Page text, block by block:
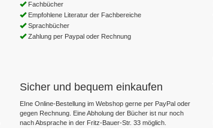
Fachbücher
Empfohlene Literatur der Fachbereiche
Sprachbücher
Zahlung per Paypal oder Rechnung
Sicher und bequem einkaufen
EIne Online-Bestellung im Webshop gerne per PayPal oder
gegen Rechnung. Eine Abholung der Bücher ist nur noch
nach Absprache in der Fritz-Bauer-Str. 33 möglich.